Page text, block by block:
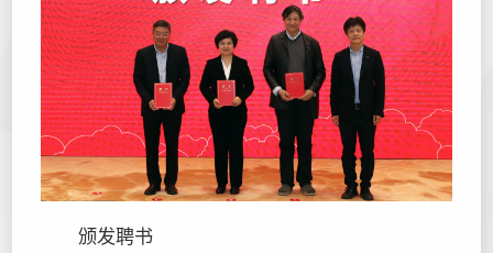
颁发聘书